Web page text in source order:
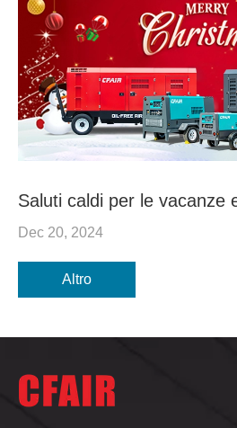
Saluti caldi per le vacanze
Dec 20, 2024
Altro